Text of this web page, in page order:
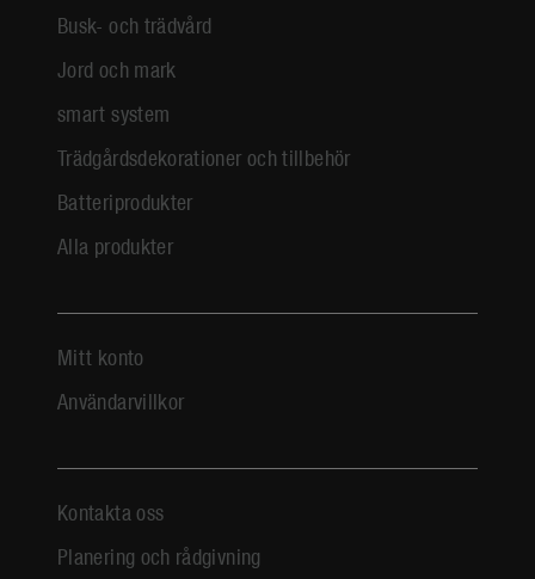
Busk- och trädvård
Jord och mark
smart system
Trädgårdsdekorationer och tillbehör
Batteriprodukter
Alla produkter
Mitt konto
Användarvillkor
Kontakta oss
Planering och rådgivning